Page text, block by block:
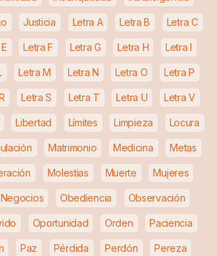
Justicia Letra A Letra B Letra C
Letra F Letra G Letra H Letra I
Letra M Letra N Letra O Letra P
Letra S Letra T Letra U Letra V
Libertad Límites Limpieza Locura
Matrimonio Medicina Metas
Molestias Muerte Mujeres
Negocios Obediencia Observación
Oportunidad Orden Paciencia
Paz Pérdida Perdón Pereza